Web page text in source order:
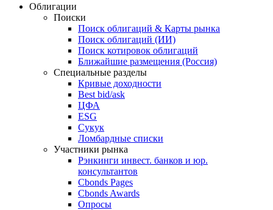
Облигации
Поиски
Поиск облигаций & Карты рынка
Поиск облигаций (ИИ)
Поиск котировок облигаций
Ближайшие размещения (Россия)
Специальные разделы
Кривые доходности
Best bid/ask
ЦФА
ESG
Сукук
Ломбардные списки
Участники рынка
Рэнкинги инвест. банков и юр.
консультантов
Cbonds Pages
Cbonds Awards
Опросы